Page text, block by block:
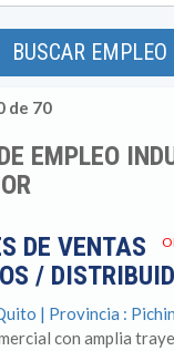
BUSCAR EMPLEO
de 70
EMPLEO
DE VENTAS
/
| Provincia :
con amplia